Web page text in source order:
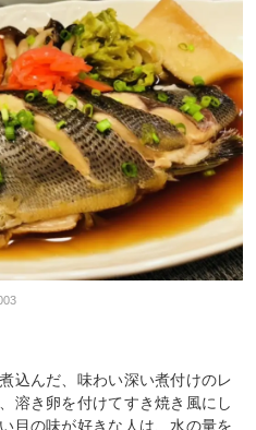
込んだ、味わい深い煮付けのレ
溶き卵を付けてすき焼き風にし
目の味が好きな人は、水の量を